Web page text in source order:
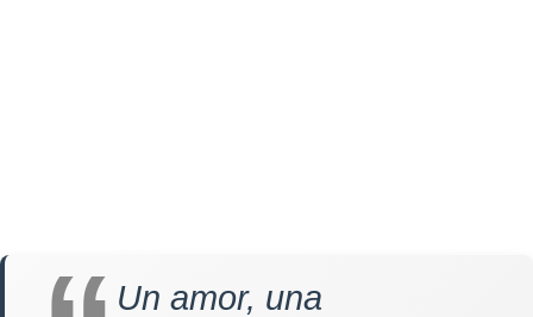
Un amor, una